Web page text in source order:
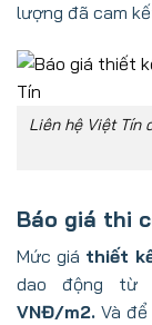
lượng đã cam
Liên hệ Việt Tín
Báo giá thi
Mức giá thiết
dao động từ
VNĐ/m2. Và